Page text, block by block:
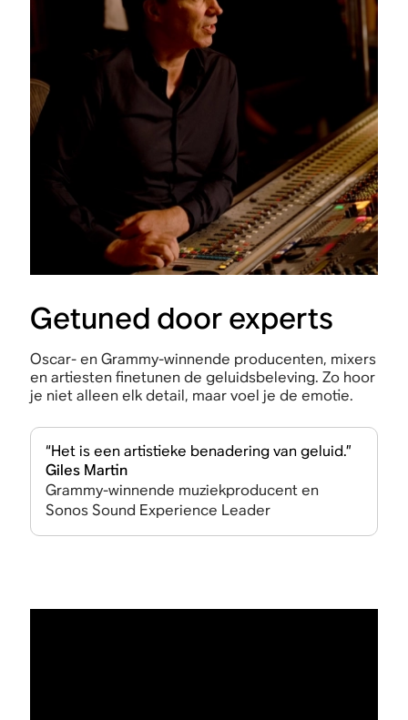
“Het is een artistieke benadering van geluid.”
Giles Martin
Grammy-winnende muziekproducent en
Sonos Sound Experience Leader
Getuned door experts
Oscar- en Grammy-winnende producenten, mixers
en artiesten finetunen de geluidsbeleving. Zo hoor
je niet alleen elk detail, maar voel je de emotie.